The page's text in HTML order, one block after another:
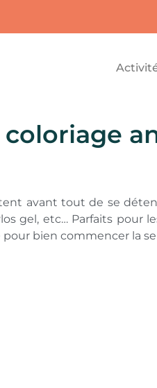
avant tout de se
gel, etc… Parfaits
bien commencer la